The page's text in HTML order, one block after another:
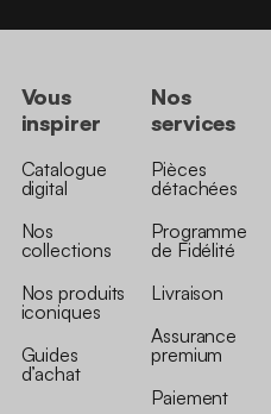
Vous
inspirer
Catalogue
digital
Nos
collections
Nos produits
iconiques
Guides
d’achat
Nos
services
Pièces
détachées
Programme
de Fidélité
Livraison
Assurance
premium
Paiement